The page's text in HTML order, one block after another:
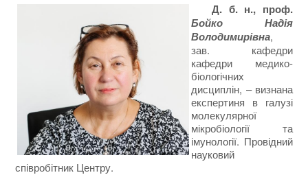
Д. б. н., проф.
Бойко Надія
Володимирівна,
зав. кафедри
кафедри медико-
біологічних
дисциплін, – визнана
експертиня в галузі
молекулярної
мікробіології та
імунології. Провідний
науковий
співробітник Центру.